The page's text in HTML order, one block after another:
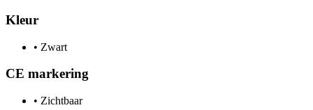
Kleur
• Zwart
CE markering
• Zichtbaar